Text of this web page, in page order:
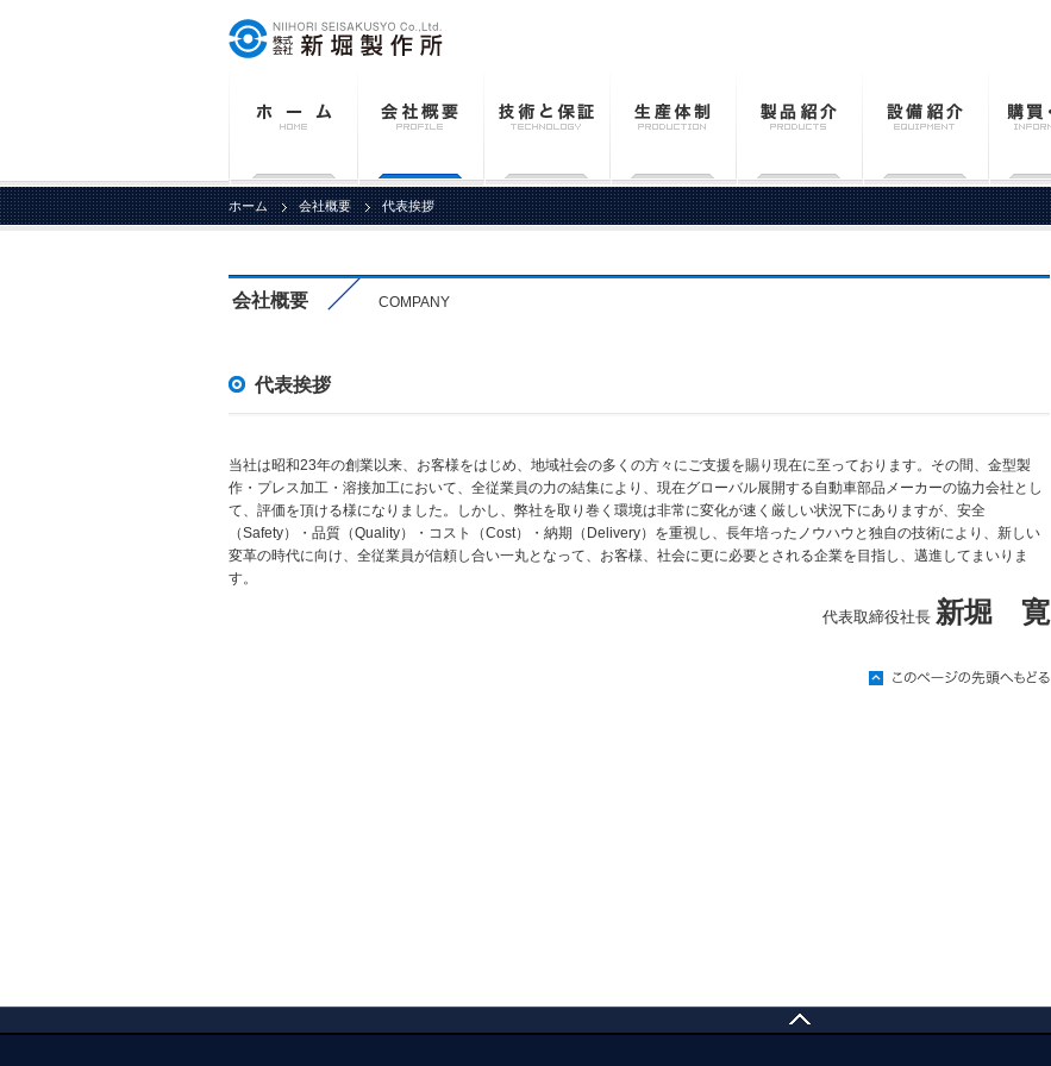
ホーム 会社概要 代表挨拶
会社概要 COMPANY
代表挨拶
当社は昭和23年の創業以来、お客様をはじめ、地域社会の多くの方々にご支援を賜り現在に至っております。その間、金型製
作・プレス加工・溶接加工において、全従業員の力の結集により、現在グローバル展開する自動車部品メーカーの協力会社とし
て、評価を頂ける様になりました。しかし、弊社を取り巻く環境は非常に変化が速く厳しい状況下にありますが、安全
（Safety）・品質（Quality）・コスト（Cost）・納期（Delivery）を重視し、長年培ったノウハウと独自の技術により、新しい
変革の時代に向け、全従業員が信頼し合い一丸となって、お客様、社会に更に必要とされる企業を目指し、邁進してまいりま
す。
代表取締役社長 新堀 寛